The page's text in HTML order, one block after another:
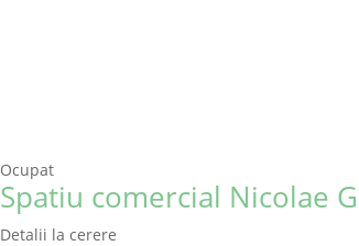
Ocupat
Spatiu comercial Nicolae
Detalii la cerere